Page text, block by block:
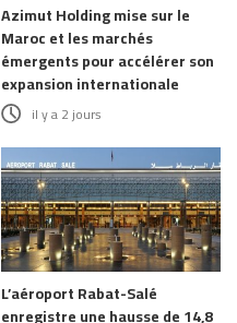
Azimut Holding mise sur le
Maroc et les marchés
émergents pour accélérer son
expansion internationale
il y a 2 jours
L’aéroport Rabat-Salé
enregistre une hausse de 14,8